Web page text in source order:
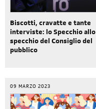
Biscotti, cravatte e tante
interviste: lo Specchio allo
specchio del Consiglio del
pubblico
09 MARZO 2023